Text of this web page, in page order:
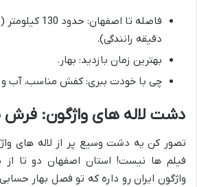
دقیقه رانندگی).
بهترین زمان بازدید: بهار.
چی با خودت ببری: کفش مناسب، آب و
دشت لاله های واژگون: فرش
تصور کن یه دشت وسیع پر از لاله های
فیلم ها نیست! استان اصفهان دو تا از
واژگون ایران رو داره که تو فصل بهار